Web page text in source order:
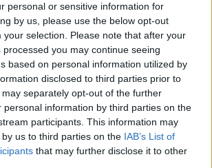
personal or sensitive information for
by us, please use the below opt-out
your selection. Please note that after your
you may continue seeing
based on personal information utilized by
disclosed to third parties prior to
separately opt-out of the further
personal information by third parties on the
participants. This information may
us to third parties on the IAB’s List of
that may further disclose it to other
αξία